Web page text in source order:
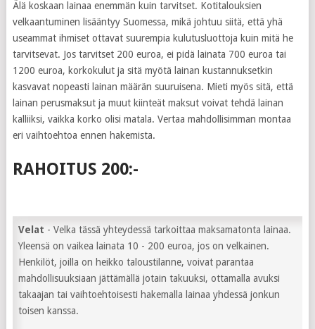
Älä koskaan lainaa enemmän kuin tarvitset. Kotitalouksien
velkaantuminen lisääntyy Suomessa, mikä johtuu siitä, että yhä
useammat ihmiset ottavat suurempia kulutusluottoja kuin mitä he
tarvitsevat. Jos tarvitset 200 euroa, ei pidä lainata 700 euroa tai
1200 euroa, korkokulut ja sitä myötä lainan kustannuksetkin
kasvavat nopeasti lainan määrän suuruisena. Mieti myös sitä, että
lainan perusmaksut ja muut kiinteät maksut voivat tehdä lainan
kalliiksi, vaikka korko olisi matala. Vertaa mahdollisimman montaa
eri vaihtoehtoa ennen hakemista.
RAHOITUS 200:-
Velat - Velka tässä yhteydessä tarkoittaa maksamatonta lainaa.
Yleensä on vaikea lainata 10 - 200 euroa, jos on velkainen.
Henkilöt, joilla on heikko taloustilanne, voivat parantaa
mahdollisuuksiaan jättämällä jotain takuuksi, ottamalla avuksi
takaajan tai vaihtoehtoisesti hakemalla lainaa yhdessä jonkun
toisen kanssa.